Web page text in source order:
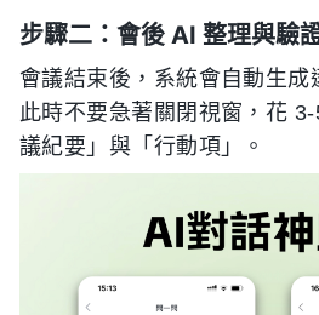
步驟二：會後 AI 整理與驗
會議結束後，系統會自動生成
此時不要急著關閉視窗，花
議紀要」與「行動項」。